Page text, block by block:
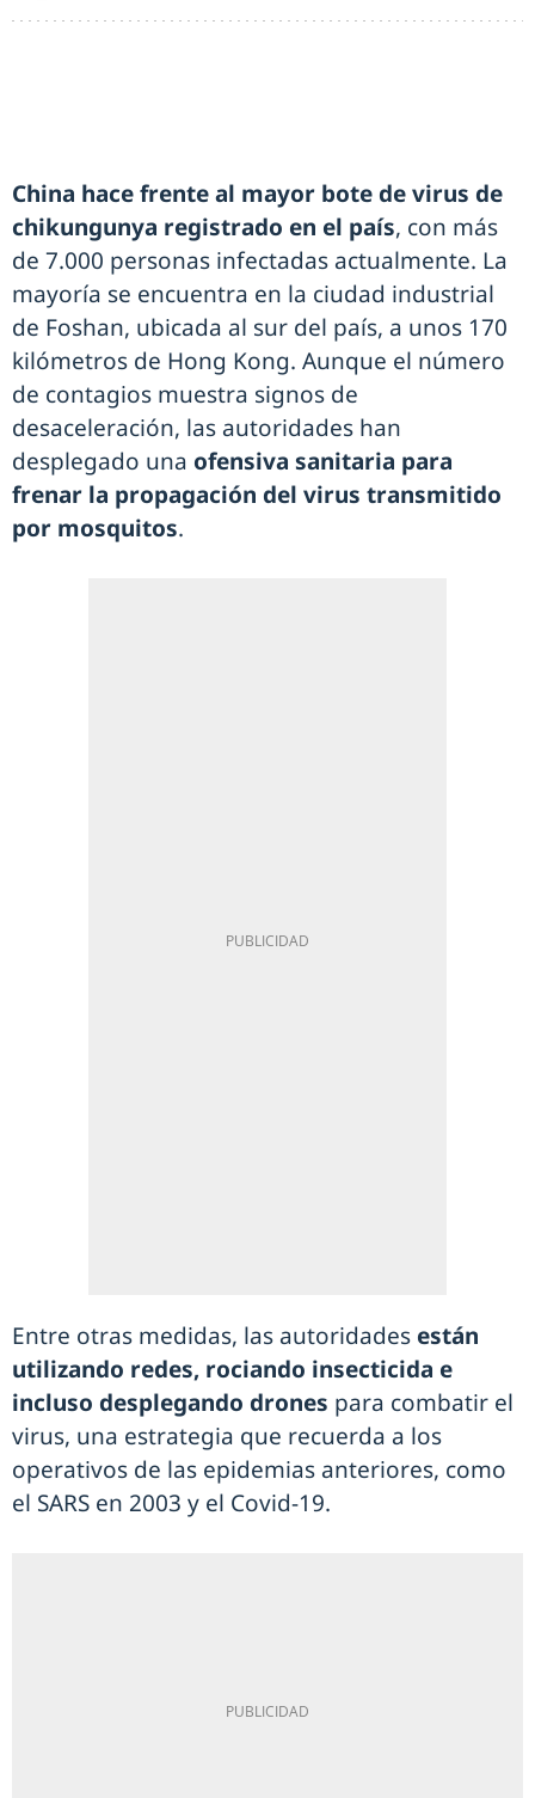
China hace frente al mayor bote de virus de
chikungunya registrado en el país, con más
de 7.000 personas infectadas actualmente. La
mayoría se encuentra en la ciudad industrial
de Foshan, ubicada al sur del país, a unos 170
kilómetros de Hong Kong. Aunque el número
de contagios muestra signos de
desaceleración, las autoridades han
desplegado una ofensiva sanitaria para
frenar la propagación del virus transmitido
por mosquitos.
Entre otras medidas, las autoridades están
utilizando redes, rociando insecticida e
incluso desplegando drones para combatir el
virus, una estrategia que recuerda a los
operativos de las epidemias anteriores, como
el SARS en 2003 y el Covid-19.